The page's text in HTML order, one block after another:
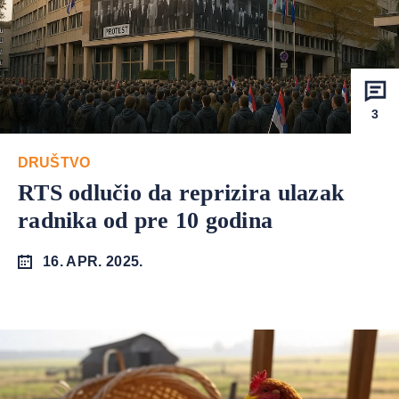
3
DRUŠTVO
RTS odlučio da reprizira ulazak
radnika od pre 10 godina
16. APR. 2025.